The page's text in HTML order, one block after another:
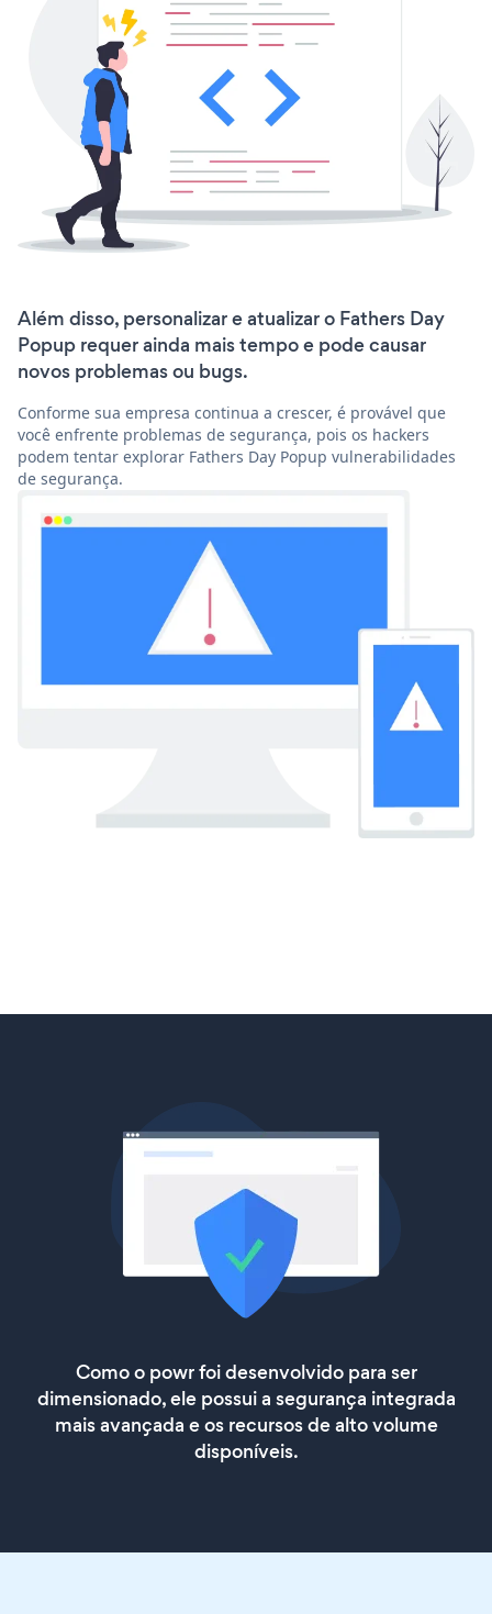
Além disso, personalizar e atualizar o Fathers Day
Popup requer ainda mais tempo e pode causar
novos problemas ou bugs.
Conforme sua empresa continua a crescer, é provável que
você enfrente problemas de segurança, pois os hackers
podem tentar explorar Fathers Day Popup vulnerabilidades
de segurança.
Como o powr foi desenvolvido para ser
dimensionado, ele possui a segurança integrada
mais avançada e os recursos de alto volume
disponíveis.